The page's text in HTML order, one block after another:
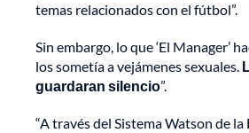
temas relacionados con el fútbol”.
Sin embargo, lo que ‘El Manager’
los sometía a vejámenes sexuales.
guardaran silencio”.
“A través del Sistema Watson de